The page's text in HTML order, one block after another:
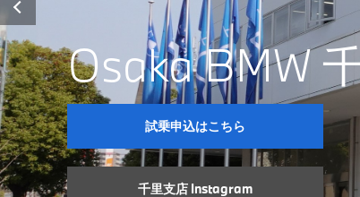
Osaka BMW
試乗申込はこちら
千里支店 Instagram